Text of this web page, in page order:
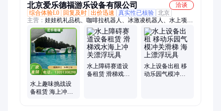
北京爱乐德福游乐设备有限公司
洽谈
综合体验L0
回复及时 出价迅速 真实性已核验 北京
主营： 娃娃机礼品机、咖啡拉机器人、冰激凌机器人、水上项
目、AI拍照冰箱贴纪念币、抓钱机抽奖程序、趣味运动会项目、
球幕影院、报纸机拍报机、巧克力打印机、充气城堡滑梯、观光
小火车车、蹦床、积木王国、海洋球池、儿童游戏机、发电自行
车、扭蛋机、穿越火线、运动赛道、VR设备
水上趣味挑战设
备租赁 海上冲关
水上障碍赛道设
备租赁 滑梯戏水
水上设备出租 移
动乐园气模冲关